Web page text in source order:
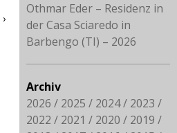
›
Othmar Eder – Residenz in
der Casa Sciaredo in
Barbengo (TI) – 2026
Archiv
2026
2025 2024
2023
2022
2021 2020
2019